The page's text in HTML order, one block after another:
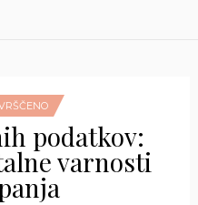
podatkov:
varnosti